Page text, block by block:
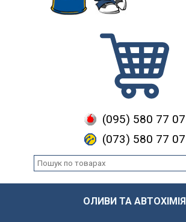
(095) 580 77 07
(073) 580 77 07
ОЛИВИ ТА АВТОХІМІЯ